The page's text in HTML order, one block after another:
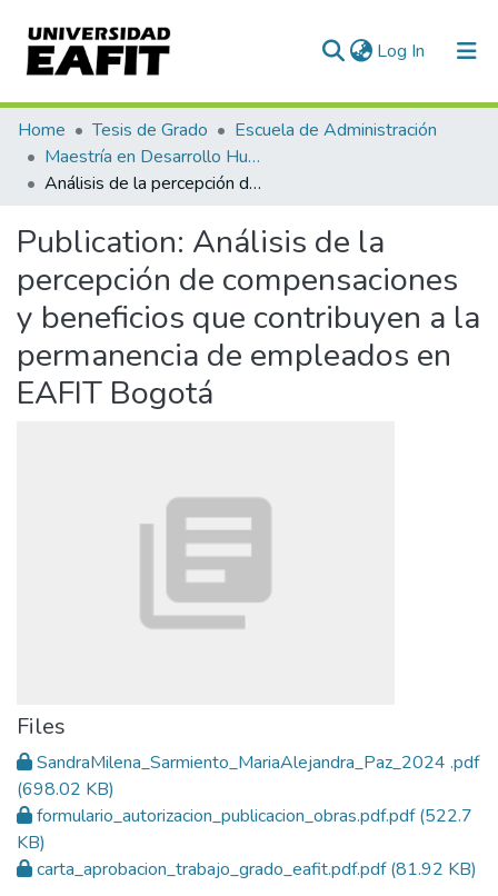
Log In (current)
Communities & Collections
All of DSpace
Home Tesis de Grado
Escuela de Administración
Maestría en Desarrollo Humano Organizacional (tesis)
Análisis de la percepción de compensaciones y beneficios que contribuyen a la permanencia de empleados en EAFIT Bogotá
Publication: Análisis de la
percepción de compensaciones
y beneficios que contribuyen a la
permanencia de empleados en
EAFIT Bogotá
Files
SandraMilena_Sarmiento_MariaAlejandra_Paz_2024 .pdf
(698.02 KB)
formulario_autorizacion_publicacion_obras.pdf.pdf(522.7
KB)
carta_aprobacion_trabajo_grado_eafit.pdf.pdf(81.92 KB)